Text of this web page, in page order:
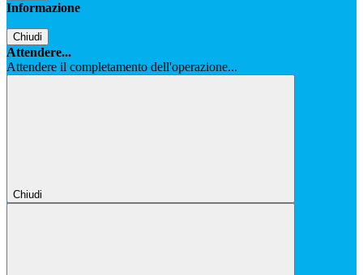
Informazione
Chiudi
Attendere...
Attendere il completamento dell'operazione...
Chiudi